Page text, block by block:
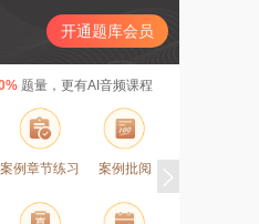
开通题库会员
题量，更有AI音频课程
案例章节练习 案例批阅